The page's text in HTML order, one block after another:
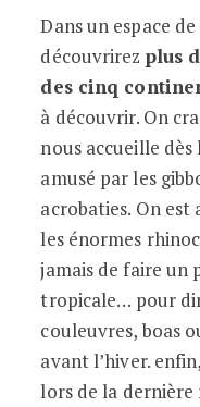
Dans un espace
découvrirez plus
des cinq
à découvrir. On
nous accueille dès
amusé par les
acrobaties. On est
les énormes
jamais de faire un
tropicale… pour
couleuvres, boas
avant l’hiver.
lors de la